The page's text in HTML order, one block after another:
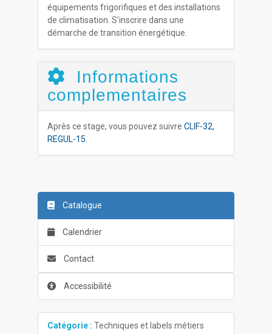
équipements frigorifiques et des installations
de climatisation. S'inscrire dans une
démarche de transition énergétique.
Informations
complementaires
Après ce stage, vous pouvez suivreCLIF-32,
REGUL-15
Catalogue
Calendrier
Contact
Accessibilité
Catégorie : Techniques et labels métiers